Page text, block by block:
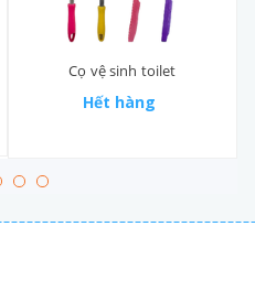
Cọ vệ sinh toilet
Hết hàng